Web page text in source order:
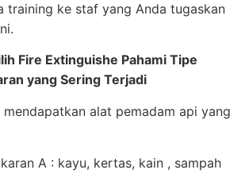
training ke staf yang Anda tugaskan
Fire Extinguishe Pahami Tipe
yang Sering Terjadi
alat pemadam api yang
A : kayu, kertas, kain , sampah